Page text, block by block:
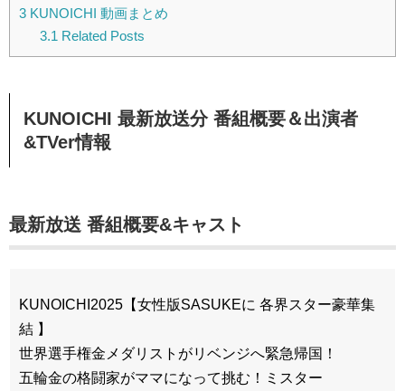
3 KUNOICHI 動画まとめ
3.1 Related Posts
KUNOICHI 最新放送分 番組概要＆出演者
&TVer情報
最新放送 番組概要&キャスト
KUNOICHI2025【女性版SASUKEに 各界スター豪華集
結 】
世界選手権金メダリストがリベンジへ緊急帰国！
五輪金の格闘家がママになって挑む！ミスター